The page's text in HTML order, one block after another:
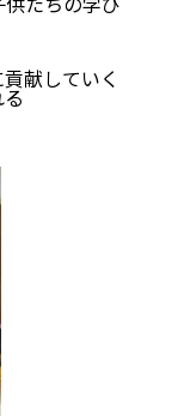
献していく